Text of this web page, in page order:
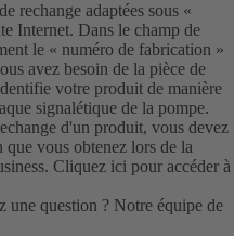
rechange adaptées sous «
Internet. Dans le champ de
le « numéro de fabrication »
avez besoin de la pièce de
votre produit de manière
signalétique de la pompe.
d'un produit, vous devez
que vous obtenez lors de la
Cliquez ici pour accéder à
une question ? Notre équipe de